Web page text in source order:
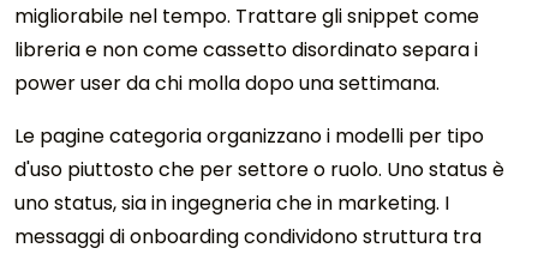
migliorabile nel tempo. Trattare gli snippet come
libreria e non come cassetto disordinato separa i
power user da chi molla dopo una settimana.
Le pagine categoria organizzano i modelli per tipo
d'uso piuttosto che per settore o ruolo. Uno status è
uno status, sia in ingegneria che in marketing. I
messaggi di onboarding condividono struttura tra